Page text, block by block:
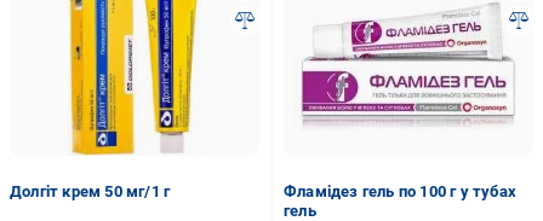
Долгіт крем 50 мг/1 г
Фламідез гель по 100 г у тубах
гель